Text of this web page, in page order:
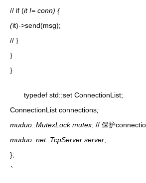
// if (it != conn) {
(it)->send(msg);
// }
}
}
typedef std::set ConnectionList;
ConnectionList connections;
muduo::MutexLock mutex; // 保护
muduo::net::TcpServer server;
};
`